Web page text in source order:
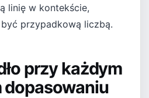
linię w kontekście,
przypadkową liczbą.
przy każdym